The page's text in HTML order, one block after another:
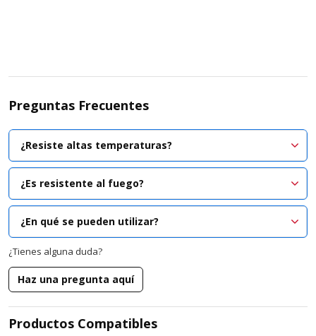
Preguntas Frecuentes
¿Resiste altas temperaturas?
¿Es resistente al fuego?
¿En qué se pueden utilizar?
– Han sido ampliamente utilizados en lechería, pero también lo
pueden usar productores de aceite comestible, cervecería,
los ácidos, soluciones alcalinas y entornos con cloro.
¿Tienes alguna duda?
Haz una pregunta aquí
Productos Compatibles